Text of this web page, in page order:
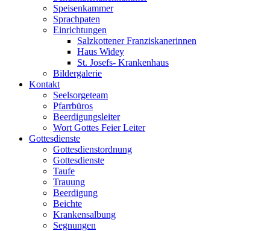
Speisenkammer
Sprachpaten
Einrichtungen
Salzkottener Franziskanerinnen
Haus Widey
St. Josefs- Krankenhaus
Bildergalerie
Kontakt
Seelsorgeteam
Pfarrbüros
Beerdigungsleiter
Wort Gottes Feier Leiter
Gottesdienste
Gottesdienstordnung
Gottesdienste
Taufe
Trauung
Beerdigung
Beichte
Krankensalbung
Segnungen